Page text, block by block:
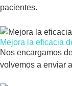
pacientes.
Mejora la eficacia
Nos encargamos
volvemos a enviar